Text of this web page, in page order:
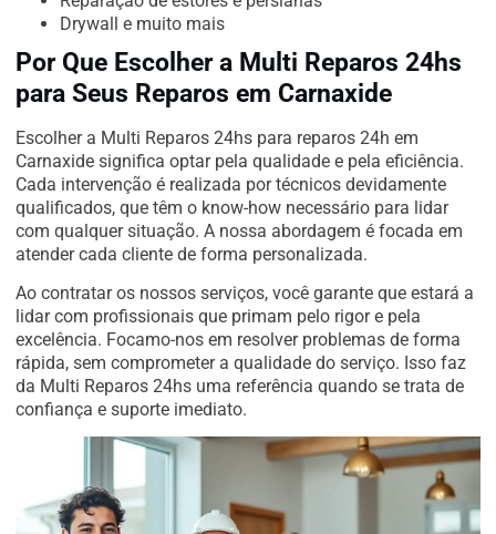
Drywall e muito mais
Por Que Escolher a Multi Reparos 24hs
para Seus Reparos em Carnaxide
Escolher a Multi Reparos 24hs para reparos 24h em
Carnaxide significa optar pela qualidade e pela eficiência.
Cada intervenção é realizada por técnicos devidamente
qualificados, que têm o know-how necessário para lidar
com qualquer situação. A nossa abordagem é focada em
atender cada cliente de forma personalizada.
Ao contratar os nossos serviços, você garante que estará a
lidar com profissionais que primam pelo rigor e pela
excelência. Focamo-nos em resolver problemas de forma
rápida, sem comprometer a qualidade do serviço. Isso faz
da Multi Reparos 24hs uma referência quando se trata de
confiança e suporte imediato.